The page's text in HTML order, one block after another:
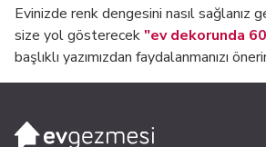
Evinizde renk dengesini nasıl sağlanız
size yol gösterecek"ev dekorunda
başlıklı yazımızdan faydalanmanızı